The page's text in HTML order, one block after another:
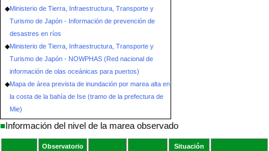
Ministerio de Tierra, Infraestructura, Transporte y
Turismo de Japón - Información de prevención de
desastres en ríos
Ministerio de Tierra, Infraestructura, Transporte y
Turismo de Japón - NOWPHAS (Red nacional de
información de olas oceánicas para puertos)
Mapa de área prevista de inundación por marea alta en
la costa de la bahía de Ise (tramo de la prefectura de
Mie)
■Información del nivel de la marea observado
Observatorio
Situación